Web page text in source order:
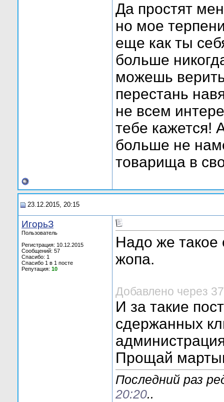
Да простят
но мое
еще как ты
больше
можешь
перестань
не всем
тебе кажется!
больше не
товарища в
23.12.2015, 20:15
ИгорьЗ
Пользователь
Регистрация: 10.12.2015
Сообщений: 57
Спасибо: 1
Спасибо 1 в 1 посте
Репутация: 10
Надо же такое
жопа.
Добавлено через
И за такие
сдержанных
Прощай
Последний раз
20:20..